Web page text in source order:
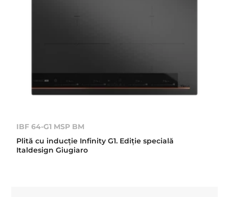
IBF 64-G1 MSP BM
Plită cu inducție Infinity G1. Ediție specială
Italdesign Giugiaro